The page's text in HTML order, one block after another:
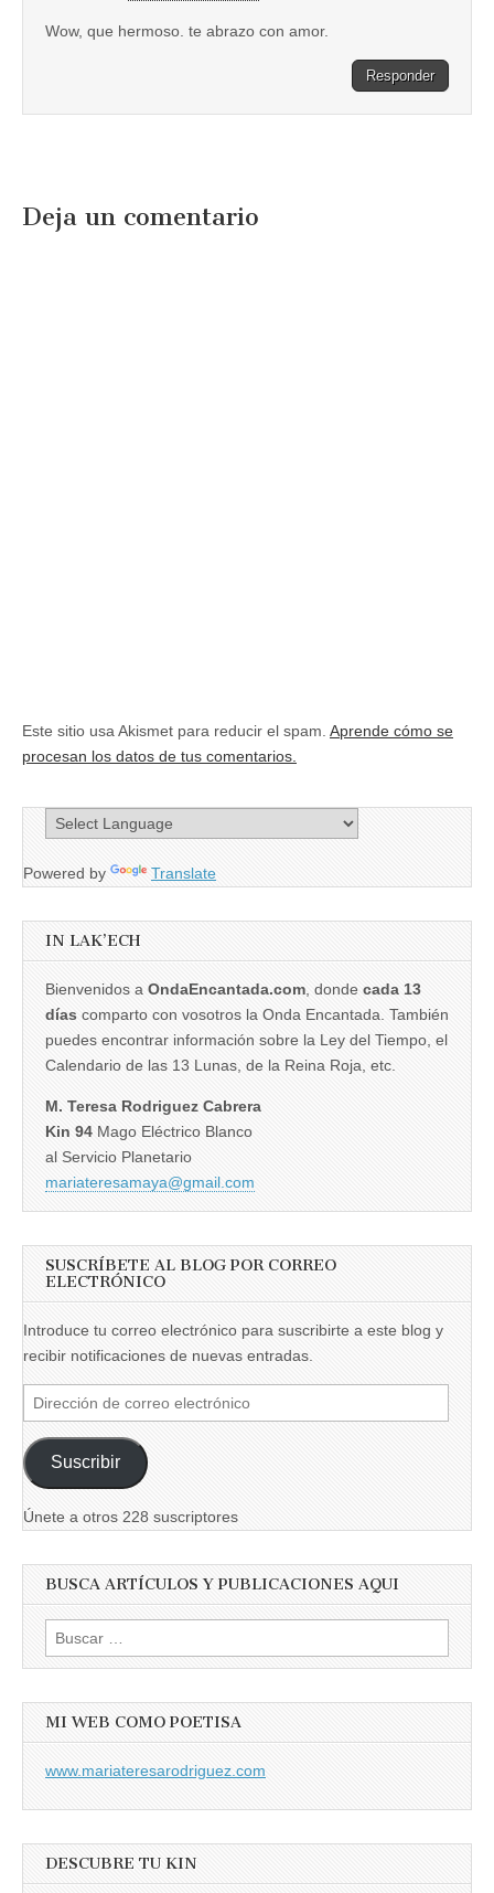
Wow, que hermoso. te abrazo con amor.
Responder
Deja un comentario
Este sitio usa Akismet para reducir el spam. Aprende cómo se
procesan los datos de tus comentarios.
Powered by Translate
IN LAK’ECH
Bienvenidos a OndaEncantada.com , donde cada 13
días comparto con vosotros la Onda Encantada. También
puedes encontrar información sobre la Ley del Tiempo, el
Calendario de las 13 Lunas, de la Reina Roja, etc.
M. Teresa Rodriguez Cabrera
Kin 94 Mago Eléctrico Blanco
al Servicio Planetario
mariateresamaya@gmail.com
SUSCRÍBETE AL BLOG POR CORREO
ELECTRÓNICO
Introduce tu correo electrónico para suscribirte a este blog y
recibir notificaciones de nuevas entradas.
Dirección
de
correo
electrónico
Suscribir
Únete a otros 228 suscriptores
BUSCA ARTÍCULOS Y PUBLICACIONES AQUI
Buscar:
MI WEB COMO POETISA
www.mariateresarodriguez.com
DESCUBRE TU KIN